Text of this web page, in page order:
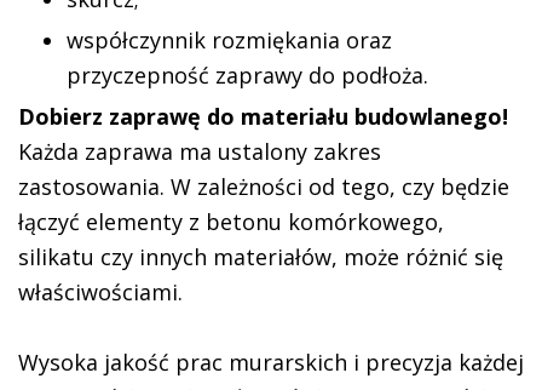
współczynnik rozmiękania oraz
przyczepność zaprawy do podłoża.
Dobierz zaprawę do materiału budowlanego!
Każda zaprawa ma ustalony zakres
zastosowania. W zależności od tego, czy będzie
łączyć elementy z betonu komórkowego,
silikatu czy innych materiałów, może różnić się
właściwościami.
Wysoka jakość prac murarskich i precyzja każdej